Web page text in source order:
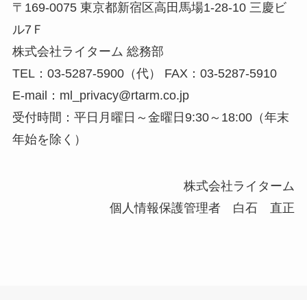
〒169-0075 東京都新宿区高田馬場1-28-10 三慶ビ
ル7Ｆ
株式会社ライターム 総務部
TEL：03-5287-5900（代） FAX：03-5287-5910
E-mail：ml_privacy@rtarm.co.jp
受付時間：平日月曜日～金曜日9:30～18:00（年末
年始を除く）
株式会社ライターム
個人情報保護管理者 白石 直正